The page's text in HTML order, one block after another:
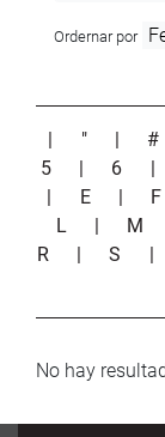
Ordernar por
| " | #
5
| 6
| E | F
L
| M
R
|S
No hay